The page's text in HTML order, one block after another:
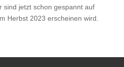
sind jetzt schon gespannt auf
Herbst 2023 erscheinen wird.